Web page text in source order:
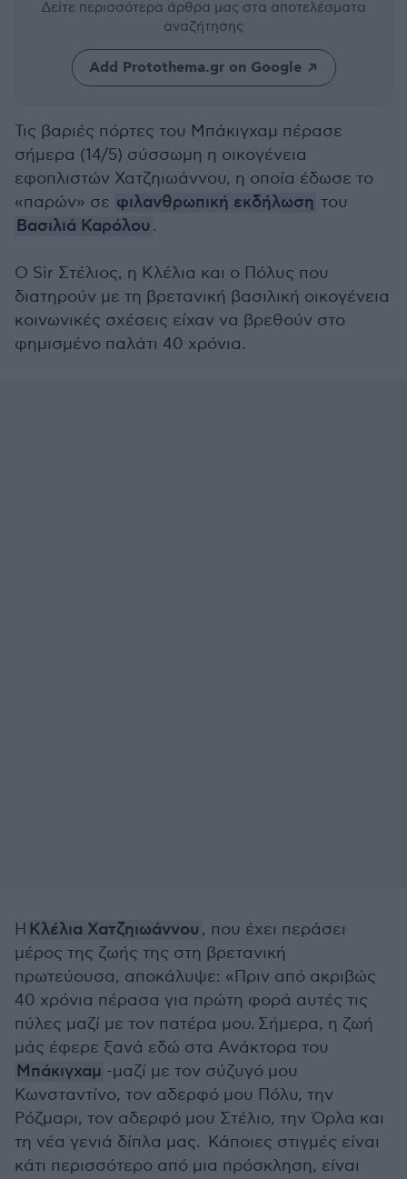
Δείτε περισσότερα άρθρα μας στα αποτελέσματα
αναζήτησης
Add Protothema.gr on Google
Τις βαριές πόρτες του Μπάκιγχαμ πέρασε
σήμερα (14/5) σύσσωμη η οικογένεια
εφοπλιστών Χατζηιωάννου, η οποία έδωσε το
«παρών» σε φιλανθρωπική εκδήλωση του
Βασιλιά Καρόλου .
Ο Sir Στέλιος, η Κλέλια και ο Πόλυς που
διατηρούν με τη βρετανική βασιλική οικογένεια
κοινωνικές σχέσεις είχαν να βρεθούν στο
φημισμένο παλάτι 40 χρόνια.
Η Κλέλια Χατζηιωάννου , που έχει περάσει
μέρος της ζωής της στη βρετανική
πρωτεύουσα, αποκάλυψε: «Πριν από ακριβώς
40 χρόνια πέρασα για πρώτη φορά αυτές τις
πύλες μαζί με τον πατέρα μου. Σήμερα, η ζωή
μάς έφερε ξανά εδώ στα Ανάκτορα του
Μπάκιγχαμ -μαζί με τον σύζυγό μου
Κωνσταντίνο, τον αδερφό μου Πόλυ, την
Ρόζμαρι, τον αδερφό μου Στέλιο, την Όρλα και
τη νέα γενιά δίπλα μας. Κάποιες στιγμές είναι
κάτι περισσότερο από μια πρόσκληση, είναι